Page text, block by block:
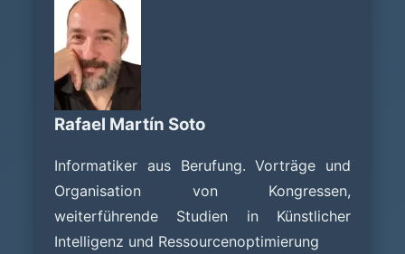
Rafael Martín Soto
Informatiker aus Berufung. Vorträge und
Organisation von Kongressen,
weiterführende Studien in Künstlicher
Intelligenz und Ressourcenoptimierung